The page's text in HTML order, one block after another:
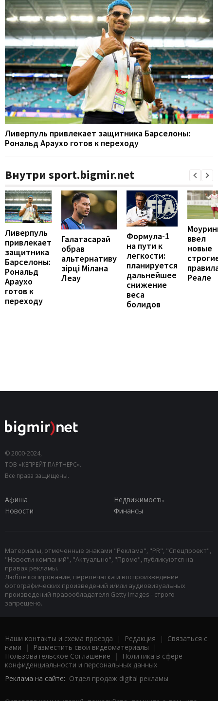
Ливерпуль привлекает защитника Барселоны:
Рональд Араухо готов к переходу
Внутри sport.bigmir.net
Ливерпуль
привлекает
защитника
Барселоны:
Рональд
Араухо
готов к
переходу
Галатасарай
обрав
альтернативу
зірці Мілана
Леау
Формула-1
на пути к
легкости:
планируется
дальнейшее
снижение
веса
болидов
ввел
новые
Реале
© 2000-2024,
ТОВ «КЕПРЕЙТ ПАРТНЕРС».
Все права защищены.
Афиша
Недвижимость
Новости
Финансы
Материалы, отмеченные знаками "Реклама", "PR", "Спецпроект",
"Новости компаний", "Актуально", "Промо", публикуются на
правах рекламы.
Любое копирование, перепечатка и воспроизведение
фотографических произведений и/или аудиовизуальных
произведений правообладателя Getty Images - строго
запрещено.
Наши контакты и схема проезда | Редакция | Связаться с
нами | Разместить свои видеоматериалы |
Пользовательское Соглашение |
Политика в сфере
конфиденциальности и персональных данных
Реклама на сайте: Отдел продаж digital рекламы